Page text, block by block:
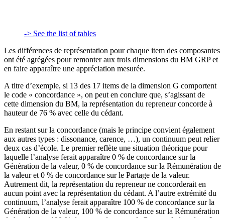
-> See the list of tables
Les différences de représentation pour chaque item des composantes
ont été agrégées pour remonter aux trois dimensions du BM GRP et
en faire apparaître une appréciation mesurée.
A titre d’exemple, si 13 des 17 items de la dimension G comportent
le code « concordance », on peut en conclure que, s’agissant de
cette dimension du BM, la représentation du repreneur concorde à
hauteur de 76 % avec celle du cédant.
En restant sur la concordance (mais le principe convient également
aux autres types : dissonance, carence, …), un continuum peut relier
deux cas d’école. Le premier reflète une situation théorique pour
laquelle l’analyse ferait apparaître 0 % de concordance sur la
Génération de la valeur, 0 % de concordance sur la Rémunération de
la valeur et 0 % de concordance sur le Partage de la valeur.
Autrement dit, la représentation du repreneur ne concorderait en
aucun point avec la représentation du cédant. A l’autre extrémité du
continuum, l’analyse ferait apparaître 100 % de concordance sur la
Génération de la valeur, 100 % de concordance sur la Rémunération